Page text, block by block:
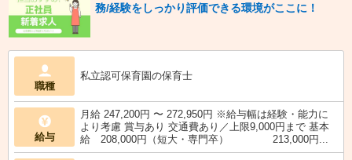
務/経験をしっかり評価できる環境がここに！
職種
私立認可保育園の保育士
給与
月給 247,200円 〜 272,950円 ※給与幅は経験・能力に
より考慮 賞与あり 交通費あり／上限9,000円まで 基本
給 208,000円（短大・専門卒） 213,000円...